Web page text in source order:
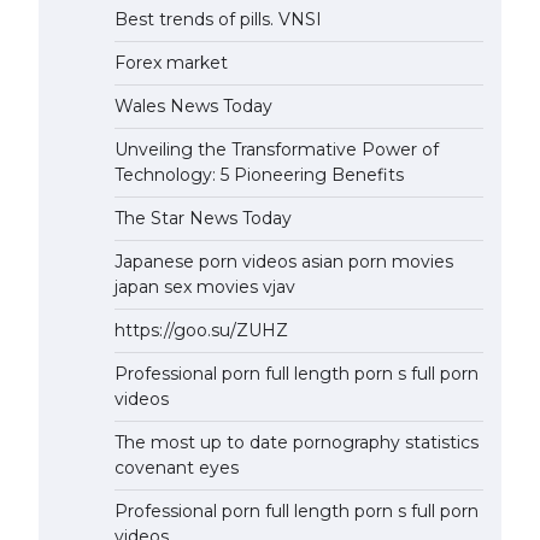
Best trends of pills. VNSI
Forex market
Wales News Today
Unveiling the Transformative Power of
Technology: 5 Pioneering Benefits
The Star News Today
Japanese porn videos asian porn movies
japan sex movies vjav
https://goo.su/ZUHZ
Professional porn full length porn s full porn
videos
The most up to date pornography statistics
covenant eyes
Professional porn full length porn s full porn